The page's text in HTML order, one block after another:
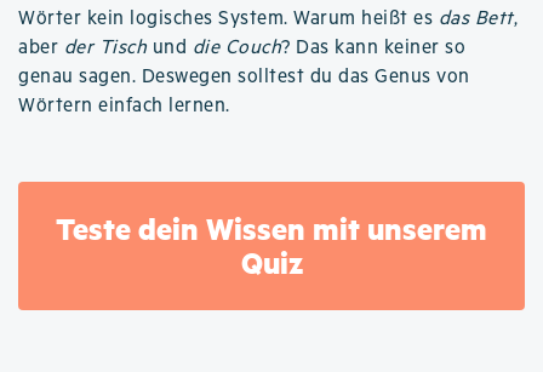
Wörter kein logisches System. Warum heißt es das Bett,
aber der Tisch und die Couch? Das kann keiner so
genau sagen. Deswegen solltest du das Genus von
Wörtern einfach lernen.
Teste dein Wissen mit unserem
Quiz